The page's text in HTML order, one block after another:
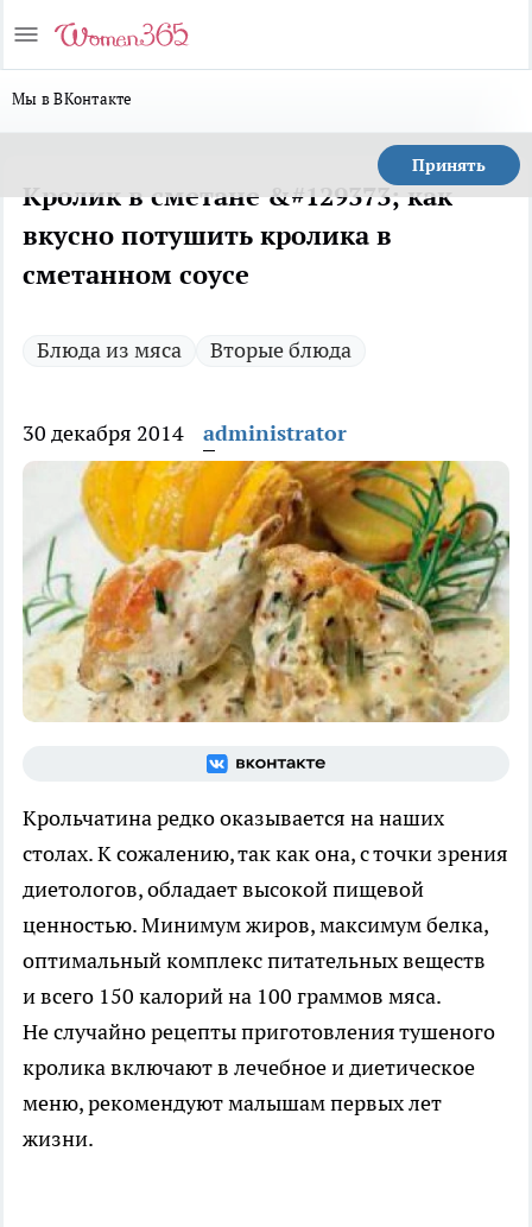
Мы в ВКонтакте
Принять
Кролик в сметане &#129373; как
вкусно потушить кролика в
сметанном соусе
Блюда из мяса Вторые блюда
30 декабря 2014 administrator
Крольчатина редко оказывается на наших
столах. К сожалению, так как она, с точки зрения
диетологов, обладает высокой пищевой
ценностью. Минимум жиров, максимум белка,
оптимальный комплекс питательных веществ
и всего 150 калорий на 100 граммов мяса.
Не случайно рецепты приготовления тушеного
кролика включают в лечебное и диетическое
меню, рекомендуют малышам первых лет
жизни.